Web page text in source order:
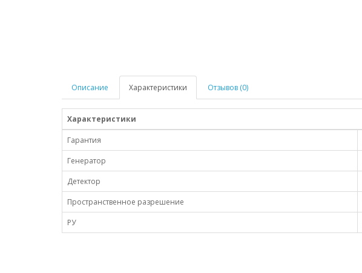
Описание
Характеристики Отзывов (0)
Характеристики
Гарантия
Генератор
Детектор
Пространственное разрешение
РУ